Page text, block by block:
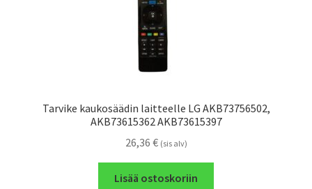
Tarvike kaukosäädin laitteelle LG AKB73756502,
AKB73615362 AKB73615397
26,36 € (sis alv)
Lisää ostoskoriin